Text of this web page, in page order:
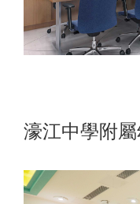
濠江中學附屬